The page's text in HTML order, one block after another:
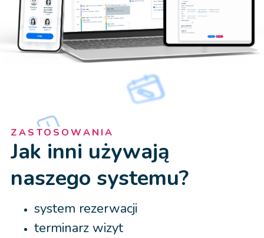
ZASTOSOWANIA
Jak inni używają
naszego systemu?
system rezerwacji
terminarz wizyt